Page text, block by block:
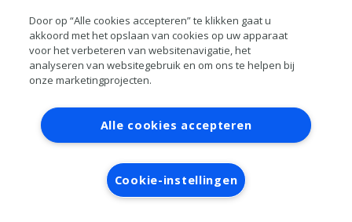
Contact Account aanvragen
Inloggen
RAI bestanden
Privacy
Algemene
voorwaarden
Verwerkersovereenkomst
Door op “Alle cookies accepteren” te klikken gaat u
akkoord met het opslaan van cookies op uw apparaat
voor het verbeteren van websitenavigatie, het
analyseren van websitegebruik en om ons te helpen bij
onze marketingprojecten.
Alle cookies accepteren
Cookie-instellingen